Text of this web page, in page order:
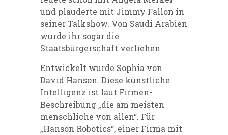
und plauderte mit Jimmy Fallon in
seiner Talkshow. Von Saudi Arabien
wurde ihr sogar die
Staatsbürgerschaft verliehen.
Entwickelt wurde Sophia von
David Hanson. Diese künstliche
Intelligenz ist laut Firmen-
Beschreibung „die am meisten
menschliche von allen“. Für
„Hanson Robotics“, einer Firma mit